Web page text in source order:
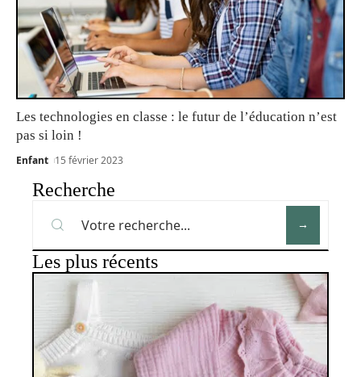
Les technologies en classe : le futur de l’éducation n’est
pas si loin !
Enfant 15 février 2023
Recherche
Les plus récents